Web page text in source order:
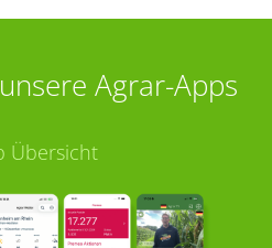
Agrar-Apps
Übersicht